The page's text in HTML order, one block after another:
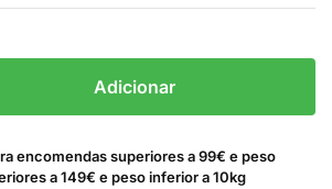
Adicionar
encomendas superiores a 99€ e peso
a 149€ e peso inferior a 10kg